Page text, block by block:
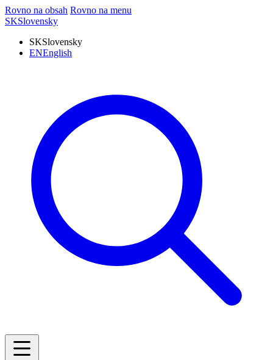
Rovno na obsah Rovno na menu
SKSlovensky
SKSlovensky
ENEnglish